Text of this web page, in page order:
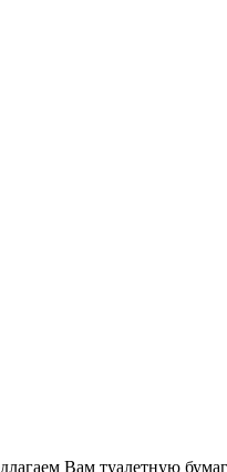
Вам туалетную